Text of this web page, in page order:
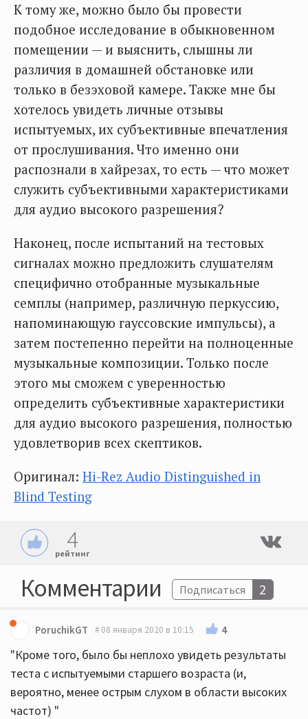
К тому же, можно было бы провести
подобное исследование в обыкновенном
помещении — и выяснить, слышны ли
различия в домашней обстановке или
только в безэховой камере. Также мне бы
хотелось увидеть личные отзывы
испытуемых, их субъективные впечатления
от прослушивания. Что именно они
распознали в хайрезах, то есть — что может
служить субъективными характеристиками
для аудио высокого разрешения?
Наконец, после испытаний на тестовых
сигналах можно предложить слушателям
специфично отобранные музыкальные
семплы (например, различную перкуссию,
напоминающую гауссовские импульсы), а
затем постепенно перейти на полноценные
музыкальные композиции. Только после
этого мы сможем с уверенностью
определить субъективные характеристики
для аудио высокого разрешения, полностью
удовлетворив всех скептиков.
Оригинал: Hi-Rez Audio Distinguished in
Blind Testing
4
рейтинг
Комментарии Подписаться 2
PoruchikGT 08 января 2020 в 10:15 4
"Кроме того, было бы неплохо увидеть результаты
теста с испытуемыми старшего возраста (и,
вероятно, менее острым слухом в области высоких
частот) "